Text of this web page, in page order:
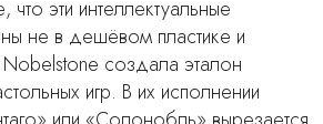
что эти интеллектуальные
не в дешёвом пластике и
создала эталон
игр. В их исполнении